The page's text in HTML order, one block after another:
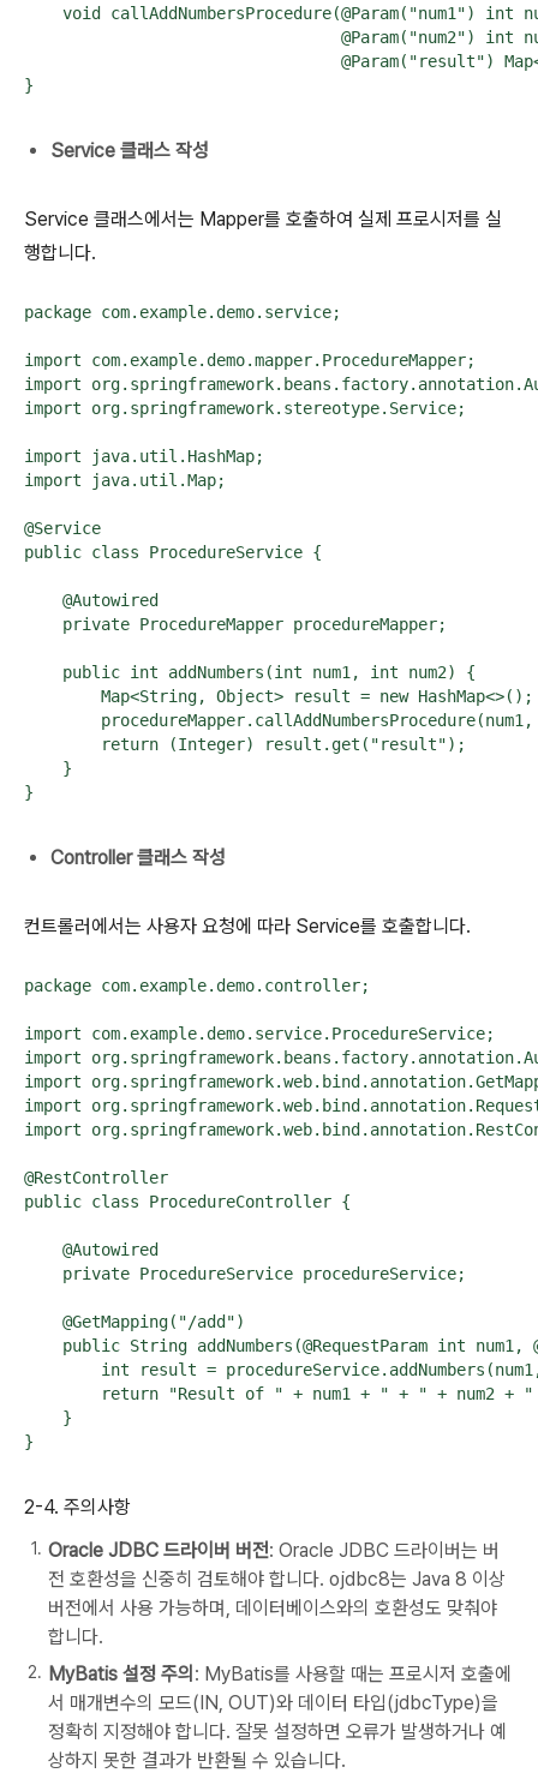
void callAddNumbersProcedure(@Param("num1") int
@Param("num2") int
@Param("result")
}
Service 클래스 작성
Service 클래스에서는 Mapper를 호출하여 실제 프로시저를 실
행합니다.
package com.example.demo.service;
import com.example.demo.mapper.ProcedureMapper;
import
import org.springframework.stereotype.Service;
import java.util.HashMap;
import java.util.Map;
@Service
public class ProcedureService {
    @Autowired
    private ProcedureMapper procedureMapper;
    public int addNumbers(int num1, int num2) {
        Map<String, Object> result = new HashMap<>();
        return (Integer) result.get("result");
    }
}
Controller 클래스 작성
컨트롤러에서는 사용자 요청에 따라 Service를 호출합니다.
package com.example.demo.controller;
import com.example.demo.service.ProcedureService;
import
import
import
import
@RestController
public class ProcedureController {
    @Autowired
    private ProcedureService procedureService;
    @GetMapping("/add")
public String addNumbers(@RequestParam int num1,
int result =
return "Result of " + num1 + " + " + num2 +
    }
}
2-4. 주의사항
Oracle JDBC 드라이버 버전: Oracle JDBC 드라이버는 버
전 호환성을 신중히 검토해야 합니다. ojdbc8는 Java 8 이상
버전에서 사용 가능하며, 데이터베이스와의 호환성도 맞춰야
합니다.
MyBatis 설정 주의 : MyBatis를 사용할 때는 프로시저 호출에
서 매개변수의 모드(IN, OUT)와 데이터 타입(jdbcType)을
정확히 지정해야 합니다. 잘못 설정하면 오류가 발생하거나 예
상하지 못한 결과가 반환될 수 있습니다.